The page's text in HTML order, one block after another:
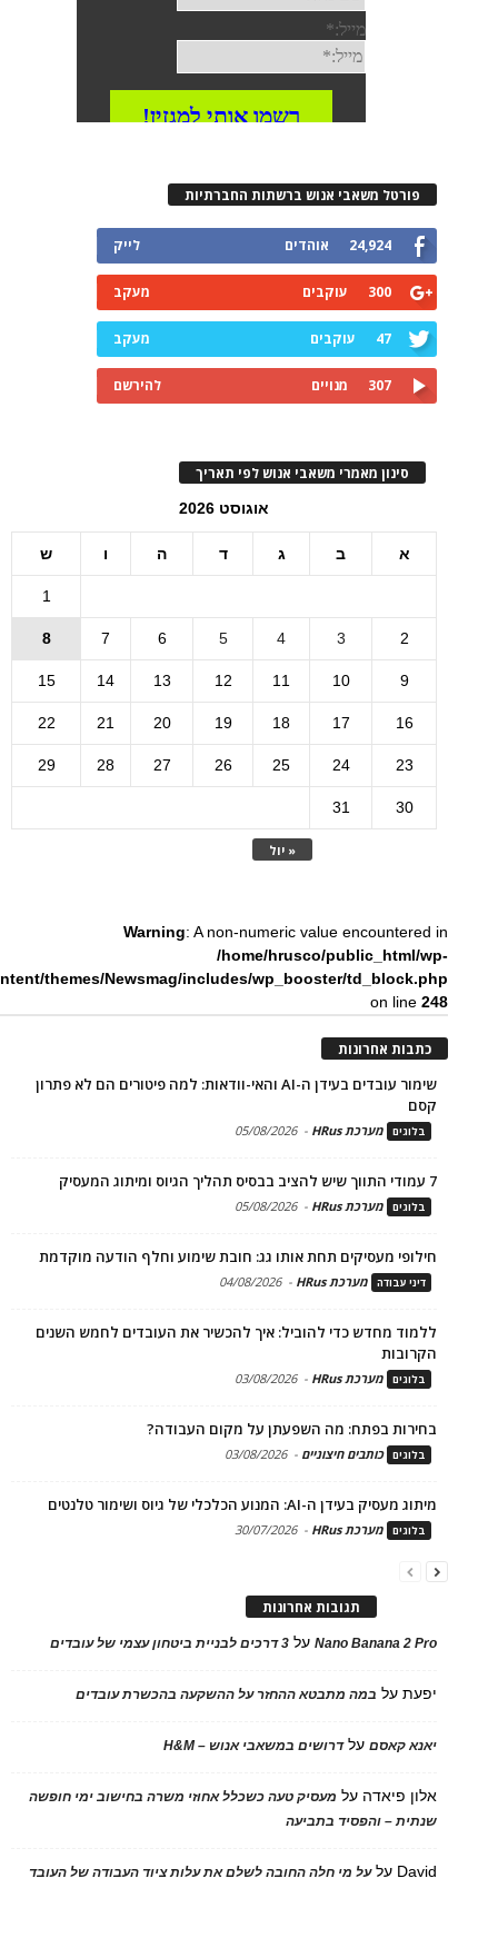
פורטל משאבי אנוש ברשתות החברתיות
24,924 אוהדים לייק
300 עוקבים מעקב
47 עוקבים מעקב
307 מנויים להירשם
סינון מאמרי משאבי אנוש לפי תאריך
אוגוסט 2026
א ב ג ד ה ו ש
« יול
1
2
3
4
5
6
7
8
9
10
11
12
13
14
15
16
17
18
19
20
21
22
23
24
25
26
27
28
29
30
31
Warning: A non-numeric value encountered in
/home/hrusco/public_html/wp-
themes/Newsmag/includes/wp_booster/td_block.php
on line248
כתבות אחרונות
שימור עובדים בעידן ה-AI והאי-וודאות: למה פיטורים הם לא פתרון
קסם
בלוגים מערכת HRus -
05/08/2026
7 עמודי התווך שיש להציב בבסיס תהליך הגיוס ומיתוג המעסיק
בלוגים מערכת HRus -
05/08/2026
חילופי מעסיקים תחת אותו גג: חובת שימוע וחלף הודעה מוקדמת
דיני עבודה מערכת HRus -
04/08/2026
ללמוד מחדש כדי להוביל: איך להכשיר את העובדים לחמש השנים
הקרובות
בלוגים מערכת HRus -
03/08/2026
בחירות בפתח: מה השפעתן על מקום העבודה?
בלוגים כותבים חיצוניים -
03/08/2026
מיתוג מעסיק בעידן ה-AI: המנוע הכלכלי של גיוס ושימור טלנטים
בלוגים מערכת HRus -
30/07/2026
תגובות אחרונות
Nano Banana 2 Proעל 3 דרכים לבניית ביטחון עצמי של עובדים
יפעתעל במה מתבטא ההחזר על ההשקעה בהכשרת עובדים
יאנא קאסםעלדרושים במשאבי אנוש – H&M
אלון פיאדה על מעסיק טעה כשכלל אחוזי משרה בחישוב ימי חופשה
שנתית – והפסיד בתביעה
David עלעל מי חלה החובה לשלם את עלות ציוד העבודה של העובד